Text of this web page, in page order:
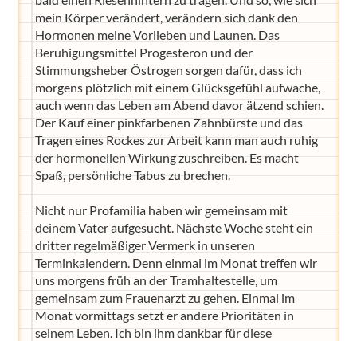
mein Körper verändert, verändern sich dank den
Hormonen meine Vorlieben und Launen. Das
Beruhigungsmittel Progesteron und der
Stimmungsheber Östrogen sorgen dafür, dass ich
morgens plötzlich mit einem Glücksgefühl aufwache,
auch wenn das Leben am Abend davor ätzend schien.
Der Kauf einer pinkfarbenen Zahnbürste und das
Tragen eines Rockes zur Arbeit kann man auch ruhig
der hormonellen Wirkung zuschreiben. Es macht
Spaß, persönliche Tabus zu brechen.
Nicht nur Profamilia haben wir gemeinsam mit
deinem Vater aufgesucht. Nächste Woche steht ein
dritter regelmäßiger Vermerk in unseren
Terminkalendern. Denn einmal im Monat treffen wir
uns morgens früh an der Tramhaltestelle, um
gemeinsam zum Frauenarzt zu gehen. Einmal im
Monat vormittags setzt er andere Prioritäten in
seinem Leben. Ich bin ihm dankbar für diese